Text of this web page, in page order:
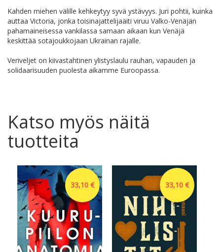
Kahden miehen välille kehkeytyy syvä ystävyys. Juri pohtii, kuinka
auttaa Victoria, jonka toisinajattelijaäiti viruu Valko-Venäjän
pahamaineisessa vankilassa samaan aikaan kun Venäjä
keskittää sotajoukkojaan Ukrainan rajalle.
Veriveljet on kiivastahtinen ylistyslaulu rauhan, vapauden ja
solidaarisuuden puolesta aikamme Euroopassa.
Katso myös näitä
tuotteita
33,10 € 33,10 €